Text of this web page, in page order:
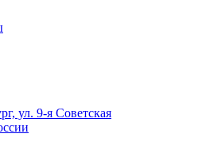
ул. 9-я Советская